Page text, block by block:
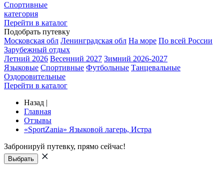
Спортивные
категория
Перейти в каталог
Подобрать путевку
Московская обл Ленинградская обл На море По всей России
Зарубежный отдых
Летний 2026 Весенний 2027 Зимний 2026-2027
Языковые Спортивные Футбольные Танцевальные
Оздоровительные
Перейти в каталог
Назад |
Главная
Отзывы
«SportZania» Языковой лагерь, Истра
Забронируй путевку, прямо сейчас!
Выбрать